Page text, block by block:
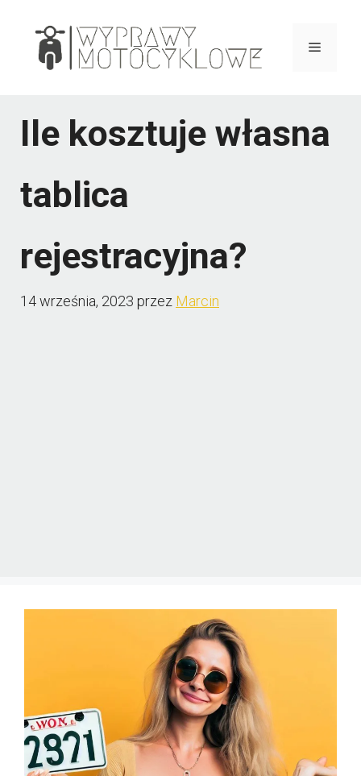
Menu
Ile kosztuje własna
tablica
rejestracyjna?
14 września, 2023 przez Marcin